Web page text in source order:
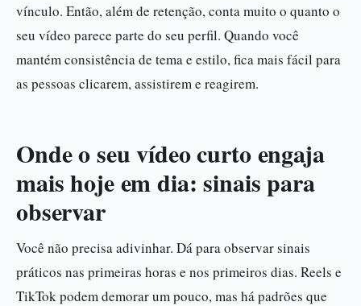
vínculo. Então, além de retenção, conta muito o quanto o
seu vídeo parece parte do seu perfil. Quando você
mantém consistência de tema e estilo, fica mais fácil para
as pessoas clicarem, assistirem e reagirem.
Onde o seu vídeo curto engaja
mais hoje em dia: sinais para
observar
Você não precisa adivinhar. Dá para observar sinais
práticos nas primeiras horas e nos primeiros dias. Reels e
TikTok podem demorar um pouco, mas há padrões que